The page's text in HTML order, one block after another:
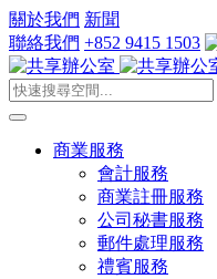
關於我們 新聞
聯絡我們 +852 9415 1503
商業服務
會計服務
商業註冊服務
公司秘書服務
郵件處理服務
禮賓服務